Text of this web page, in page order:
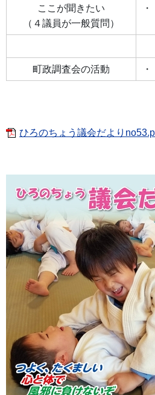
ここが聞きたい
（４議員が一般質問）
町政調査会の活動
ひろのちょう議会だより